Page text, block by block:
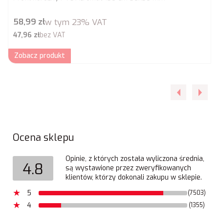
Cena brutto
58,99 złw tym 23% VAT
Cena netto
47,96 złbez VAT
Zobacz produkt
Ocena sklepu
4.8
Opinie, z których została wyliczona średnia,
są wystawione przez zweryfikowanych
klientów, którzy dokonali zakupu w sklepie.
5
(7503)
4 (1355)